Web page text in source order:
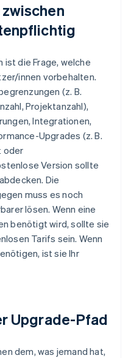
ist die Frage, welche
innen vorbehalten.
(z. B.
Projektanzahl),
Integrationen,
Upgrades (z. B.
oder
Version sollte
Die
muss es noch
lösen. Wenn eine
benötigt wird, sollte sie
Tarifs sein. Wenn
ist sie Ihr
Upgrade-Pfad
dem, was jemand hat,